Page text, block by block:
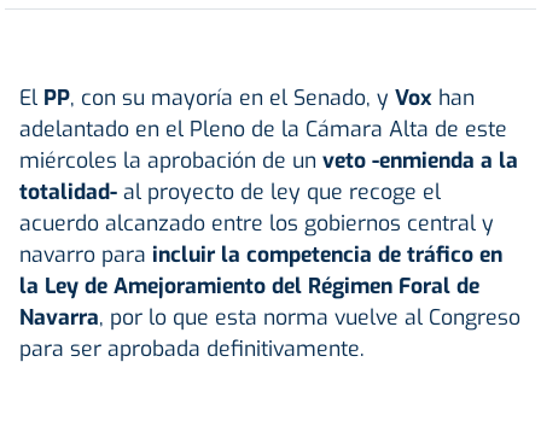
El PP, con su mayoría en el Senado, y Vox han
adelantado en el Pleno de la Cámara Alta de este
miércoles la aprobación de un veto -enmienda a la
totalidad- al proyecto de ley que recoge el
acuerdo alcanzado entre los gobiernos central y
navarro para incluir la competencia de tráfico en
la Ley de Amejoramiento del Régimen Foral de
Navarra, por lo que esta norma vuelve al Congreso
para ser aprobada definitivamente.